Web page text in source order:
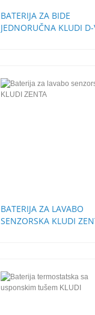
BATERIJA ZA BIDE
JEDNORUČNA KLUDI D-
BATERIJA ZA LAVABO
SENZORSKA KLUDI